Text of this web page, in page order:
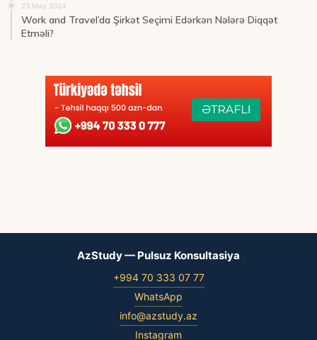
23 May 2024
Work and Travel’da Şirkət Seçimi Edərkən Nələrə Diqqət
Etməli?
AzStudy — Pulsuz Konsultasiya
+994 70 333 07 77
WhatsApp
info@azstudy.az
Instagram